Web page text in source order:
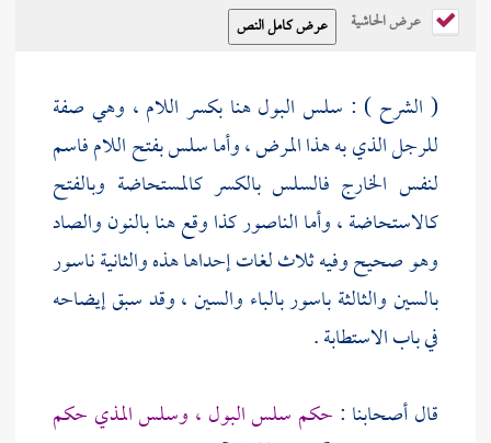
عرض الحاشية
( الشرح ) : سلس البول هنا بكسر اللام ، وهي صفة
للرجل الذي به هذا المرض ، وأما سلس بفتح اللام فاسم
لنفس الخارج فالسلس بالكسر كالمستحاضة وبالفتح
كالاستحاضة ، وأما الناصور كذا وقع هنا بالنون والصاد
وهو صحيح وفيه ثلاث لغات إحداها هذه والثانية ناسور
بالسين والثالثة باسور بالباء والسين ، وقد سبق إيضاحه
في باب الاستطابة .
قال أصحابنا : حكم سلس البول ، وسلس المذي حكم